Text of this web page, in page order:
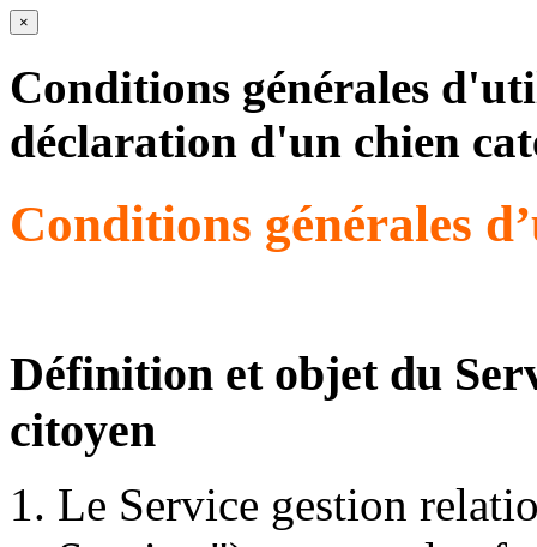
×
Conditions générales
déclaration d'un chien
Conditions générales
Définition et objet du
citoyen
Le Service gestion